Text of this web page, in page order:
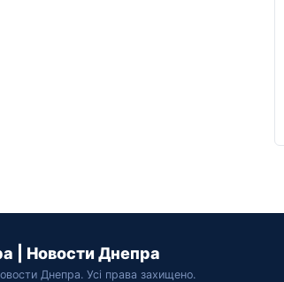
| Новости Днепра
Днепра. Усі права захищено.